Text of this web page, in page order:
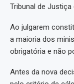
Tribunal de Justiça
Ao julgarem
a maioria dos
obrigatória e não
Antes da nova